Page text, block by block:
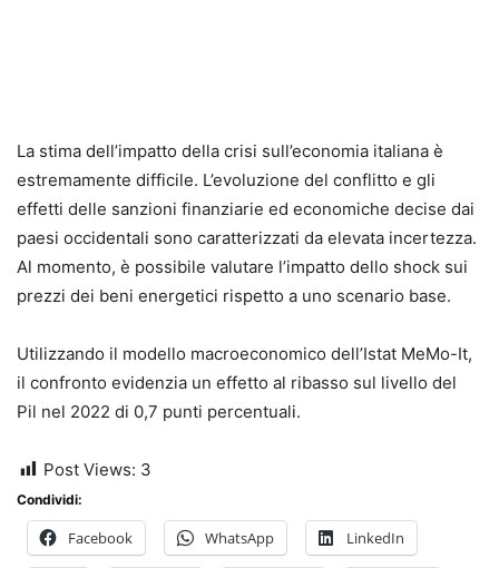
La stima dell’impatto della crisi sull’economia italiana è
estremamente difficile. L’evoluzione del conflitto e gli
effetti delle sanzioni finanziarie ed economiche decise dai
paesi occidentali sono caratterizzati da elevata incertezza.
Al momento, è possibile valutare l’impatto dello shock sui
prezzi dei beni energetici rispetto a uno scenario base.
Utilizzando il modello macroeconomico dell’Istat MeMo-It,
il confronto evidenzia un effetto al ribasso sul livello del
Pil nel 2022 di 0,7 punti percentuali.
Post Views: 3
Condividi:
Facebook WhatsApp LinkedIn